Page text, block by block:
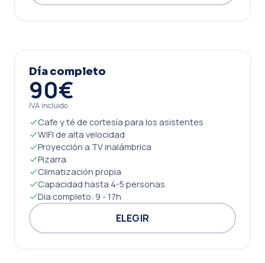
Día completo
90€
IVA incluido
Cafe y té de cortesía para los asistentes
WIFI de alta velocidad
Proyección a TV inalámbrica
Pizarra
Climatización propia
Capacidad hasta 4-5 personas
Día completo: 9 - 17h
ELEGIR